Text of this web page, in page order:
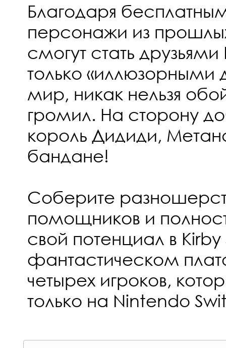
Благодаря
персонажи из
смогут стать
только «иллюзорными
мир, никак нельзя
громил. На сторону
король Дидиди,
бандане!
Соберите
помощников и
свой потенциал в Kirby
фантастическом
четырех игроков,
только на Nintendo